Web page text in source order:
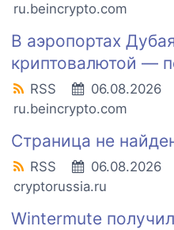
ru.beincrypto.com
В аэропортах
криптовалютой —
RSS 06.08.2026
ru.beincrypto.com
Страница не
RSS 06.08.2026
cryptorussia.ru
Wintermute